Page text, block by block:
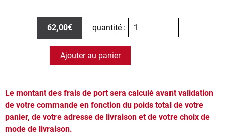
62,00€ quantité :
Ajouter au panier
Le montant des frais de port sera calculé avant validation
de votre commande en fonction du poids total de votre
panier, de votre adresse de livraison et de votre choix de
mode de livraison.